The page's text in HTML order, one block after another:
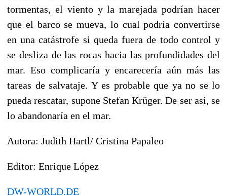
tormentas, el viento y la marejada podrían hacer
que el barco se mueva, lo cual podría convertirse
en una catástrofe si queda fuera de todo control y
se desliza de las rocas hacia las profundidades del
mar. Eso complicaría y encarecería aún más las
tareas de salvataje. Y es probable que ya no se lo
pueda rescatar, supone Stefan Krüger. De ser así, se
lo abandonaría en el mar.
Autora: Judith Hartl/ Cristina Papaleo
Editor: Enrique López
DW-WORLD.DE